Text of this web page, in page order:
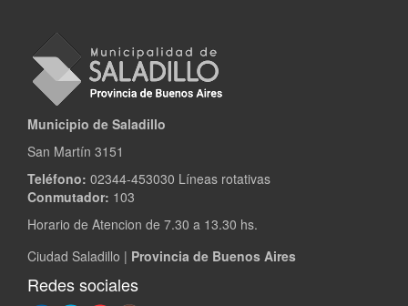
Municipio de Saladillo
San Martín 3151
Teléfono: 02344-453030 Líneas rotativas
Conmutador: 103
Horario de Atencion de 7.30 a 13.30 hs.
Ciudad Saladillo | Provincia de Buenos Aires
Redes sociales